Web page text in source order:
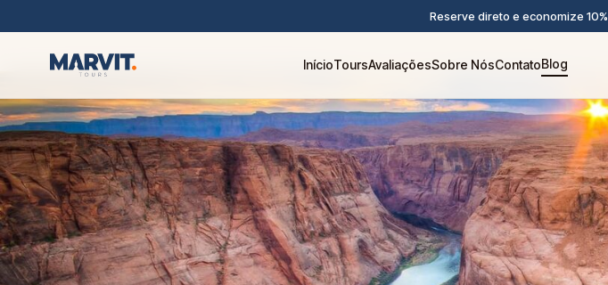
Reserve direto e economize 10%
InícioToursAvaliaçõesSobre NósContatoBlog